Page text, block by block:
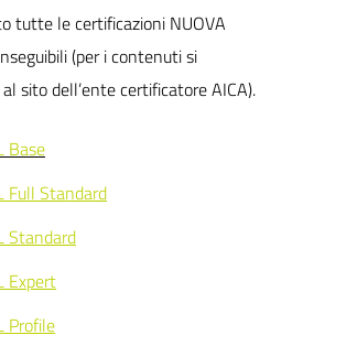
tutte le certificazioni NUOVA
(per i contenuti si
sito dell’ente certificatore AICA).
Base
Full Standard
Standard
Expert
Profile